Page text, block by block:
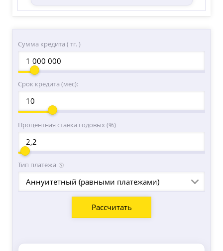
Сумма кредита ( тг. )
Срок кредита (мес):
Процентная ставка годовых (%)
Тип платежа
Аннуитетный (равными платежами)